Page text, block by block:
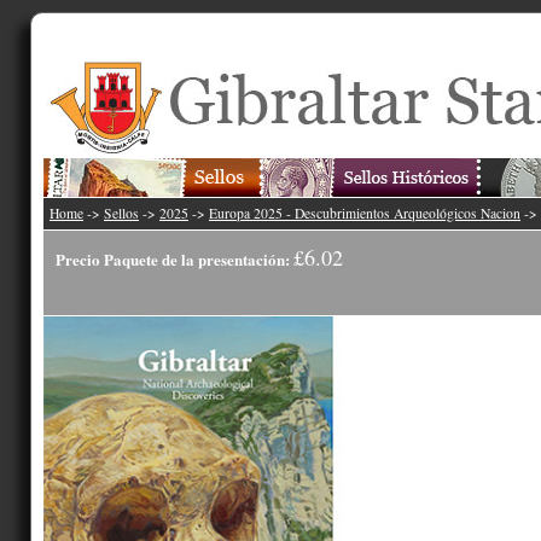
Home -> Sellos -> 2025 -> Europa 2025 - Descubrimientos Arqueológicos Nacion ->
Precio Paquete de la presentación: £6.02